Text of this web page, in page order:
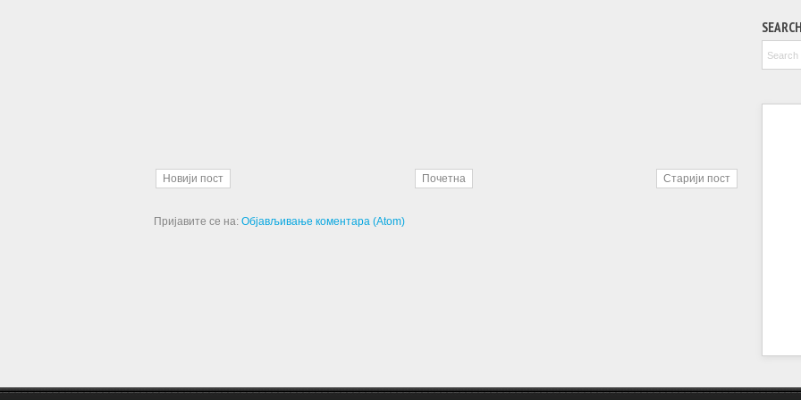
Новији пост Старији пост
Почетна
Пријавите се на: Објављивање коментара (Atom)